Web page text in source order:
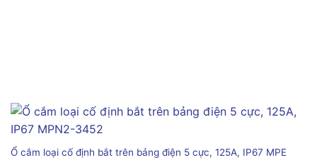
Ổ cắm loại cố định bắt trên bảng điện 5 cực, 125A, IP67 MPE